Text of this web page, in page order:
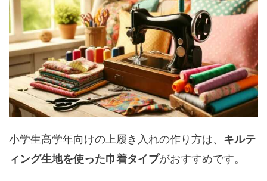
小学生高学年向けの上履き入れの作り方は、 キルテ
ィング生地を使った巾着タイプがおすすめです。